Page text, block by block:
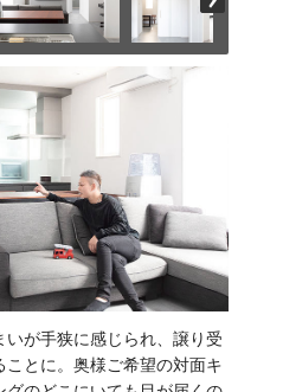
が手狭に感じられ、譲り受
とに。奥様ご希望の対面キ